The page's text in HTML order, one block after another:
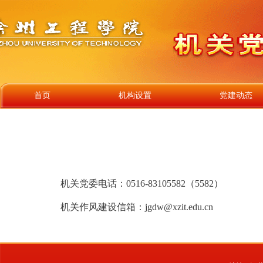
首页 机构设置 党建动态
机关党委电话：0516-83105582（5582）
机关作风建设信箱：jgdw@xzit.edu.cn